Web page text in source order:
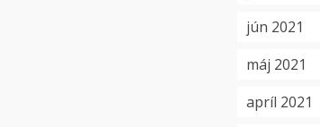
jún 2021
máj 2021
apríl 2021